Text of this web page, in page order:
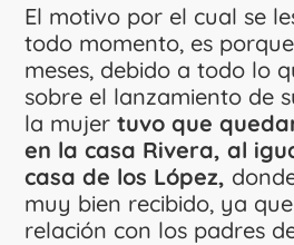
El motivo por el cual se
todo momento, es
meses, debido a todo lo
sobre el lanzamiento de
la mujertuvo que
en la casa Rivera, al
casa de los López,
muy bien recibido, ya
relación con los padres